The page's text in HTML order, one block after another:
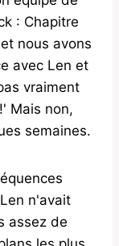
: Chapitre
nous avons
avec Len et
vraiment
Mais non,
semaines.
n'avait
assez de